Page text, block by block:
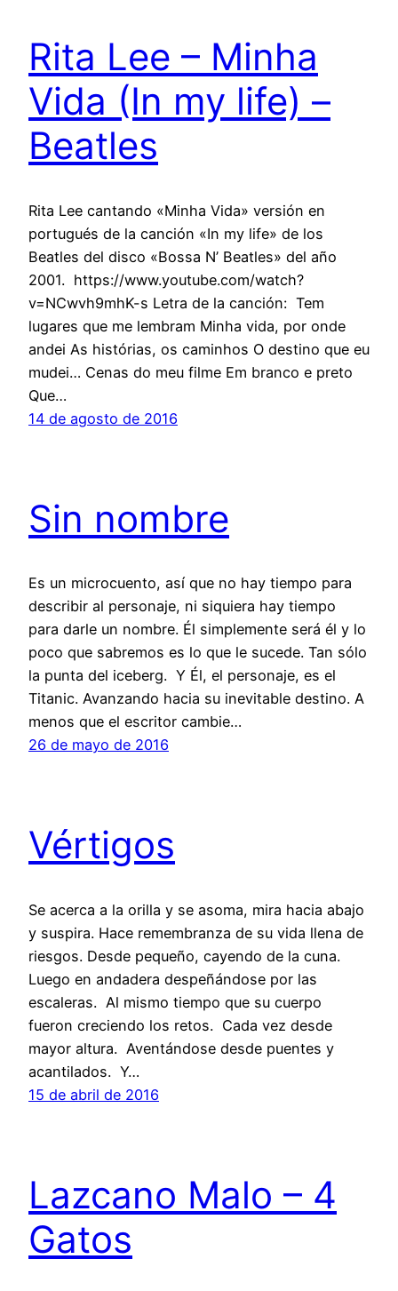
Rita Lee – Minha
Vida (In my life) –
Beatles
Rita Lee cantando «Minha Vida» versión en
portugués de la canción «In my life» de los
Beatles del disco «Bossa N’ Beatles» del año
2001. https://www.youtube.com/watch?
v=NCwvh9mhK-s Letra de la canción: Tem
lugares que me lembram Minha vida, por onde
andei As histórias, os caminhos O destino que eu
mudei… Cenas do meu filme Em branco e preto
Que…
14 de agosto de 2016
Sin nombre
Es un microcuento, así que no hay tiempo para
describir al personaje, ni siquiera hay tiempo
para darle un nombre. Él simplemente será él y lo
poco que sabremos es lo que le sucede. Tan sólo
la punta del iceberg. Y Él, el personaje, es el
Titanic. Avanzando hacia su inevitable destino. A
menos que el escritor cambie…
26 de mayo de 2016
Vértigos
Se acerca a la orilla y se asoma, mira hacia abajo
y suspira. Hace remembranza de su vida llena de
riesgos. Desde pequeño, cayendo de la cuna.
Luego en andadera despeñándose por las
escaleras. Al mismo tiempo que su cuerpo
fueron creciendo los retos. Cada vez desde
mayor altura. Aventándose desde puentes y
acantilados. Y…
15 de abril de 2016
Lazcano Malo – 4
Gatos